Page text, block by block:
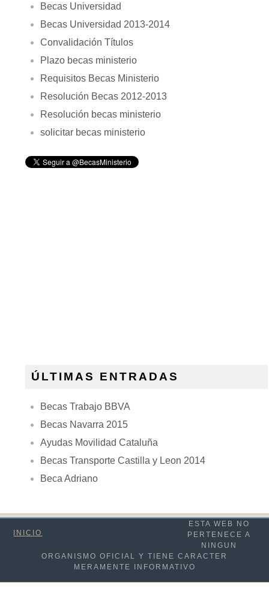
Becas Universidad
Becas Universidad 2013-2014
Convalidación Títulos
Plazo becas ministerio
Requisitos Becas Ministerio
Resolución Becas 2012-2013
Resolución becas ministerio
solicitar becas ministerio
ÚLTIMAS ENTRADAS
Becas Trabajo BBVA
Becas Navarra 2015
Ayudas Movilidad Cataluña
Becas Transporte Castilla y Leon 2014
Beca Adriano
INICIO
ESTA WEB NO
PERTENECE A
NINGUN
ORGANISMO OFICIAL Y TIENE CARACTER
MERAMENTE INFORMATIVO